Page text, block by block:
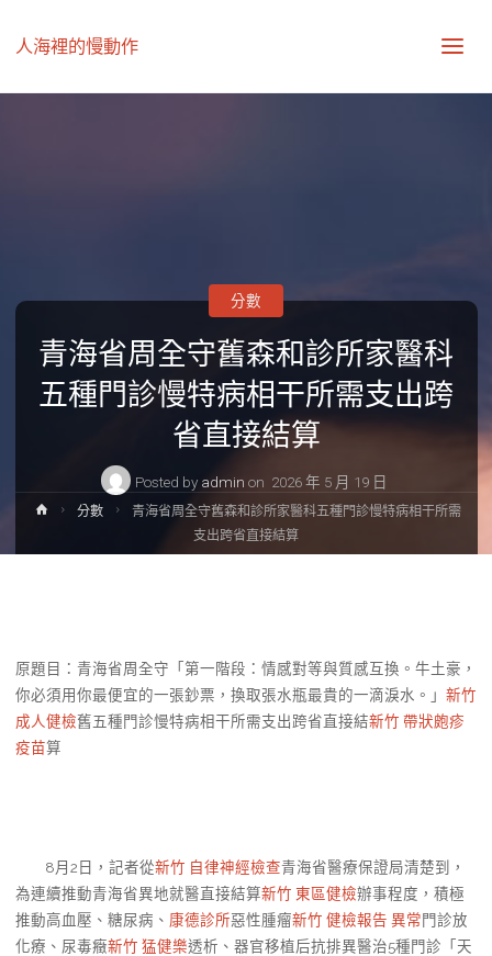
人海裡的慢動作
青海省周全守舊森和診所家醫科
五種門診慢特病相干所需支出跨
省直接結算
Posted by admin on 2026 年 5 月 19 日
分數
Home分數
青海省周全守舊森和診所家醫科五種門診慢特病相干所需
支出跨省直接結算
原題目：青海省周全守「第一階段：情感對等與質感互換。牛土豪，
你必須用你最便宜的一張鈔票，換取張水瓶最貴的一滴淚水。」 新竹
成人健檢舊五種門診慢特病相干所需支出跨省直接結新竹 帶狀皰疹
疫苗算
8月2日，記者從新竹 自律神經檢查青海省醫療保證局清楚到，
為連續推動青海省異地就醫直接結算新竹 東區健檢辦事程度，積極
推動高血壓、糖尿病、 康德診所惡性腫瘤新竹 健檢報告 異常門診放
化療、尿毒癥新竹 猛健樂透析、器官移植后抗排異醫治5種門診「天